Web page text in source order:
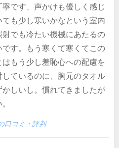
です、声かけも優しく感じ
も少し寒いかなという室内
でも冷たい機械にあたるの
す。もう寒くて寒くてこの
もう少し羞恥心への配慮を
ているのに、胸元のタオル
しいし。慣れてきましたが
口コミ・評判